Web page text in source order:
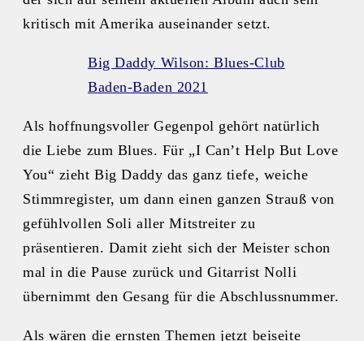
kritisch mit Amerika auseinander setzt.
Big Daddy Wilson: Blues-Club
Baden-Baden 2021
Als hoffnungsvoller Gegenpol gehört natürlich
die Liebe zum Blues. Für „I Can’t Help But Love
You“ zieht Big Daddy das ganz tiefe, weiche
Stimmregister, um dann einen ganzen Strauß von
gefühlvollen Soli aller Mitstreiter zu
präsentieren. Damit zieht sich der Meister schon
mal in die Pause zurück und Gitarrist Nolli
übernimmt den Gesang für die Abschlussnummer.
Als wären die ernsten Themen jetzt beiseite